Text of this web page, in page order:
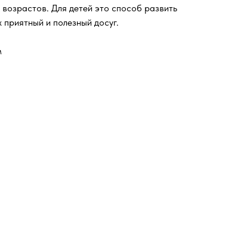
Для детей это способ развить
и полезный досуг.